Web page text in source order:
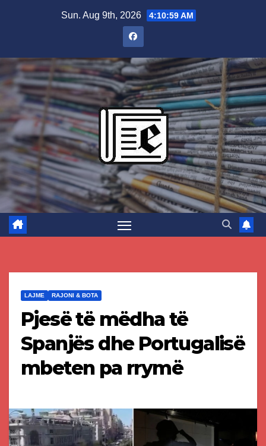
Sun. Aug 9th, 2026 4:11:00 AM
LAJME RAJONI & BOTA
Pjesë të mëdha të
Spanjës dhe Portugalisë
mbeten pa rrymë